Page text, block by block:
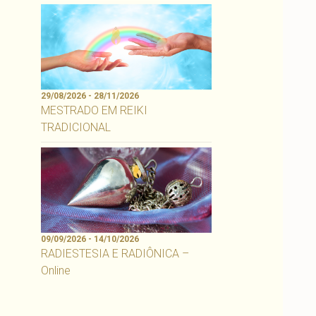
29/08/2026 - 28/11/2026
MESTRADO EM REIKI
TRADICIONAL
09/09/2026 - 14/10/2026
RADIESTESIA E RADIÔNICA –
Online